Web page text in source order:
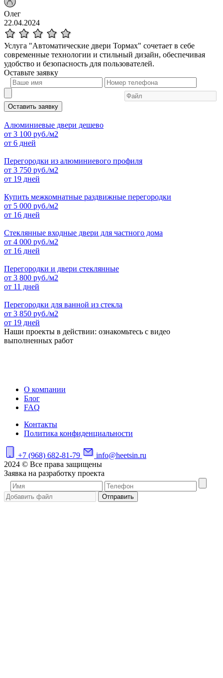
Олег
22.04.2024
Услуга "Автоматические двери Тормах" сочетает в себе
современные технологии и стильный дизайн, обеспечивая
удобство и безопасность для пользователей.
Оставьте заявку
Оставить заявку
Алюминиевые двери дешево
от 3 100 руб./м2
от 6 дней
Перегородки из алюминиевого профиля
от 3 750 руб./м2
от 19 дней
Купить межкомнатные раздвижные перегородки
от 5 000 руб./м2
от 16 дней
Стеклянные входные двери для частного дома
от 4 000 руб./м2
от 16 дней
Перегородки и двери стеклянные
от 3 800 руб./м2
от 11 дней
Перегородки для ванной из стекла
от 3 850 руб./м2
от 19 дней
Наши проекты в действии: ознакомьтесь с видео
выполненных работ
О компании
Блог
FAQ
Контакты
Политика конфиденциальности
+7 (968) 682-81-79
info@heetsin.ru
2024 © Все права защищены
Заявка на разработку проекта
Отправить